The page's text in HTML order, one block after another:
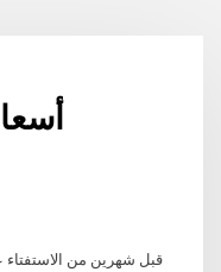
قبل شهرين من